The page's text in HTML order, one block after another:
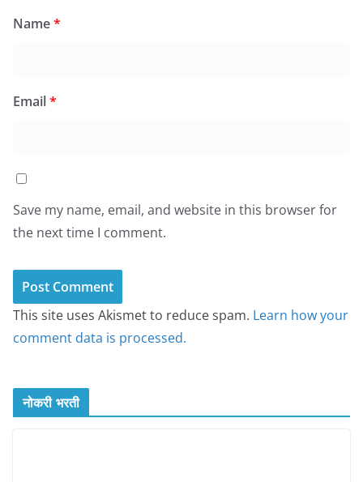
Name*
Email*
Save my name, email, and website in this browser for
the next time I comment.
This site uses Akismet to reduce spam. Learn how your
comment data is processed.
नोकरी भरती